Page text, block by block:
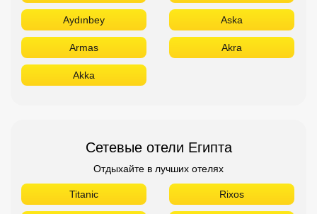
Aydınbey Aska
Armas Akra
Akka
Сетевые отели Египта
Отдыхайте в лучших отелях
Titanic Rixos